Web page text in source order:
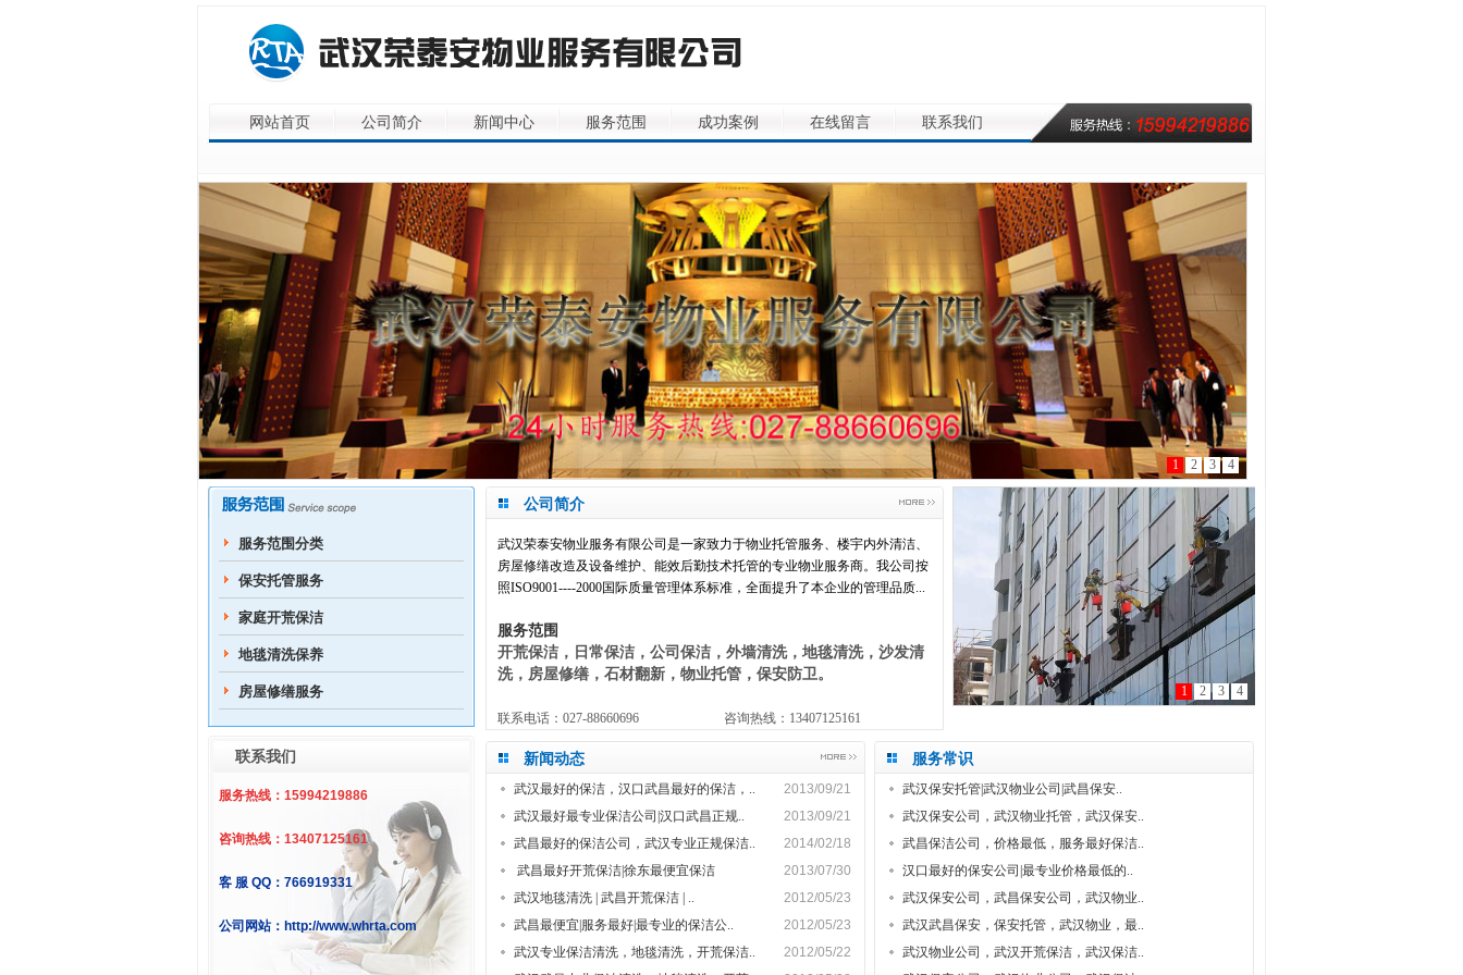
网站首页 公司简介 新闻中心 服务范围 成功案例 在线留言 联系我们
1 2 3 4
服务范围分类
保安托管服务
家庭开荒保洁
地毯清洗保养
房屋修缮服务
联系我们
服务热线：15994219886
咨询热线：13407125161
客 服 QQ：766919331
公司网站：http://www.whrta.com
公司简介
武汉荣泰安物业服务有限公司是一家致力于物业托管服务、 楼宇内外清洁、
房屋修缮改造及设备维护、能效后勤技术托管的专业物业服务商。我公司按
照ISO9001----2000国际质量管理体系标准，全面提升了本企业的管理品质...
服务范围
开荒保洁，日常保洁，公司保洁，外墙清洗，地毯清洗，沙发清
洗，房屋修缮，石材翻新，物业托管，保安防卫。
联系电话：027-88660696 咨询热线：13407125161
公司电话：15994219886 客 服QQ：766919331
公司邮箱：766919331@qq.com http://www.whrta.com
1 2 3 4
新闻动态
武汉最好的保洁，汉口武昌最好的保洁，..
2013/09/21
武汉最好最专业保洁公司|汉口武昌正规..
2013/09/21
武昌最好的保洁公司，武汉专业正规保洁..
2014/02/18
武昌最好开荒保洁|徐东最便宜保洁
2013/07/30
武汉地毯清洗 | 武昌开荒保洁 | ..
2012/05/23
武昌最便宜|服务最好|最专业的保洁公..
2012/05/23
武汉专业保洁清洗，地毯清洗，开荒保洁..
2012/05/22
服务常识
武汉保安托管|武汉物业公司|武昌保安..
武汉保安公司，武汉物业托管，武汉保安..
武昌保洁公司，价格最低，服务最好保洁..
汉口最好的保安公司|最专业价格最低的..
武汉保安公司，武昌保安公司，武汉物业..
武汉武昌保安，保安托管，武汉物业，最..
武汉物业公司，武汉开荒保洁，武汉保洁..